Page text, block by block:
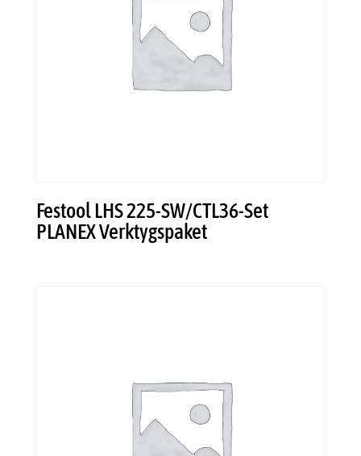
Festool LHS 225-SW/CTL36-Set
PLANEX Verktygspaket